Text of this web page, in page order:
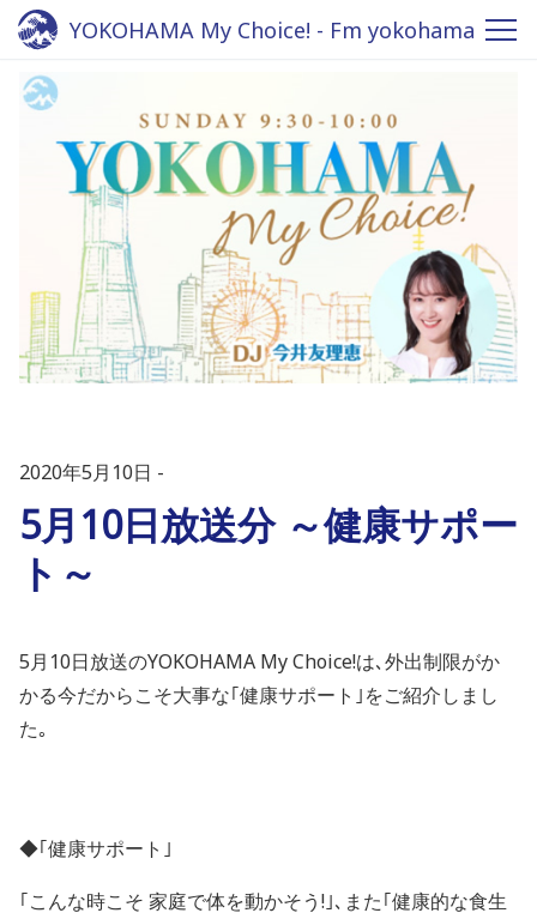
YOKOHAMA My Choice! - Fm yokohama
2020年5月10日
5月10日放送分 ～健康サポー
ト～
5月10日放送のYOKOHAMA My Choice!は､外出制限がか
かる今だからこそ大事な｢健康サポート｣をご紹介しまし
た｡
◆｢健康サポート｣
｢こんな時こそ 家庭で体を動かそう!｣､また｢健康的な食生